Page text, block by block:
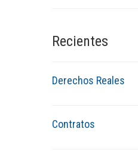
Recientes
Derechos Reales
Contratos